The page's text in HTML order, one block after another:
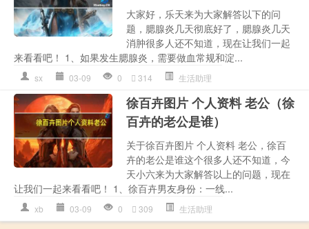
大家好，乐天来为大家解答以下的问
题，腮腺炎几天彻底好了，腮腺炎几天
消肿很多人还不知道，现在让我们一起
来看看吧！ 1、如果发生腮腺炎，需要做血常规和淀...
sx 03-09 0 314 生活助理
徐百卉图片 个人资料 老公（徐
百卉的老公是谁）
关于徐百卉图片 个人资料 老公，徐百
卉的老公是谁这个很多人还不知道，今
天小六来为大家解答以上的问题，现在
让我们一起来看看吧！ 1、徐百卉男友身份：一线...
xb 03-09 0 309 生活助理